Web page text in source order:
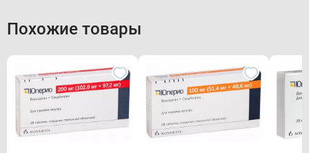
Похожие товары